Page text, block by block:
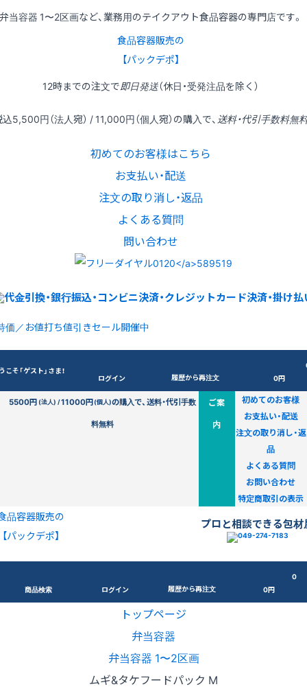
当容器 1〜2区画など、業務用のテイクアウト食品容器の専門店です。
食品容器販売の
【パックデポ】
12時までの注文で即日発送（休日・受発注品を除く）
込5,500円（法人宛） / 11,000円（個人宛）の購入で、 送料・代引手数料無
初めてのお客様はこちら
お支払い・配送
注文の取り消し・返品
よくある質問
問い合わせ
価／お値打ち値引きセール開催中
こそ「ゲスト」さま！
ログイン 履歴から再注文
0円
5500円(法人) /11000円(個人)の購入で、送料・代引手数
料無料
ご案
内
初めてのお客様
お支払い・配送
注文の取り消し・返
品
よくある質問
お問い合わせ
特定商取引の表示
品容器販売の
【パックデポ】
プロと相談できる包材
商品検索 ログイン 履歴から再注文
0
0円
トップページ
弁当容器
弁当容器 1〜2区画
ムギ&タケフードパック M